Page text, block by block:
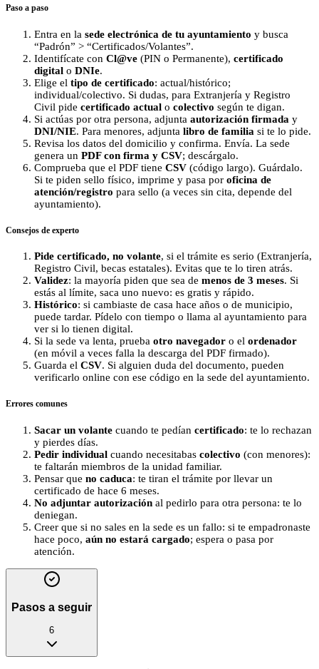
Paso a paso
Entra en la sede electrónica de tu ayuntamiento y busca
“Padrón” > “Certificados/Volantes”.
Identifícate con Cl@ve (PIN o Permanente), certificado
digital o DNIe.
Elige el tipo de certificado: actual/histórico;
individual/colectivo. Si dudas, para Extranjería y Registro
Civil pide certificado actual o colectivo según te digan.
Si actúas por otra persona, adjunta autorización firmada y
DNI/NIE. Para menores, adjunta libro de familia si te lo pide.
Revisa los datos del domicilio y confirma. Envía. La sede
genera un PDF con firma y CSV; descárgalo.
Comprueba que el PDF tiene CSV (código largo). Guárdalo.
Si te piden sello físico, imprime y pasa por oficina de
atención/registro para sello (a veces sin cita, depende del
ayuntamiento).
Consejos de experto
Pide certificado, no volante, si el trámite es serio (Extranjería,
Registro Civil, becas estatales). Evitas que te lo tiren atrás.
Validez: la mayoría piden que sea de menos de 3 meses. Si
estás al límite, saca uno nuevo: es gratis y rápido.
Histórico: si cambiaste de casa hace años o de municipio,
puede tardar. Pídelo con tiempo o llama al ayuntamiento para
ver si lo tienen digital.
Si la sede va lenta, prueba otro navegador o el ordenador
(en móvil a veces falla la descarga del PDF firmado).
Guarda el CSV. Si alguien duda del documento, pueden
verificarlo online con ese código en la sede del ayuntamiento.
Errores comunes
Sacar un volante cuando te pedían certificado: te lo rechazan
y pierdes días.
Pedir individual cuando necesitabas colectivo (con menores):
te faltarán miembros de la unidad familiar.
Pensar que no caduca: te tiran el trámite por llevar un
certificado de hace 6 meses.
No adjuntar autorización al pedirlo para otra persona: te lo
deniegan.
Creer que si no sales en la sede es un fallo: si te empadronaste
hace poco, aún no estará cargado; espera o pasa por
atención.
Pasos a seguir
6